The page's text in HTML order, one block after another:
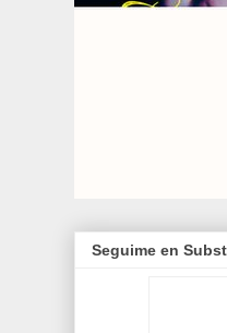
Seguime en